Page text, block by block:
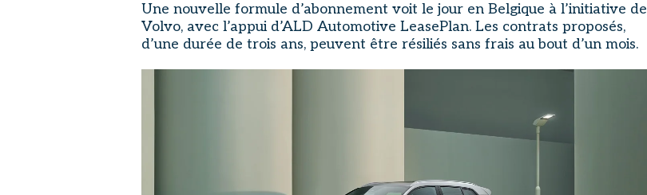
Une nouvelle formule d’abonnement voit le jour en Belgique à l’initiative de
Volvo, avec l’appui d’ALD Automotive LeasePlan. Les contrats proposés,
d’une durée de trois ans, peuvent être résiliés sans frais au bout d’un mois.